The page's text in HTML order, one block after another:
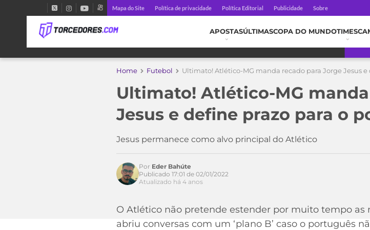
Mapa do Site Política de privacidade Política Editorial Publicidade Sobre
APOSTASÚLTIMASCOPA DO MUNDOTIMES
Home Futebol Ultimato! Atlético-MG manda recado para Jorge Jesus
Ultimato! Atlético-MG
Jesus e define prazo para o
Jesus permanece como alvo principal do Atlético
Acesse o perfil do autor
Por Eder Bahúte
Publicado 17:01 de 02/01/2022
Atualizado há 4 anos
O Atlético não pretende estender por muito tempo as
abriu conversas com um ‘plano B’ caso o português